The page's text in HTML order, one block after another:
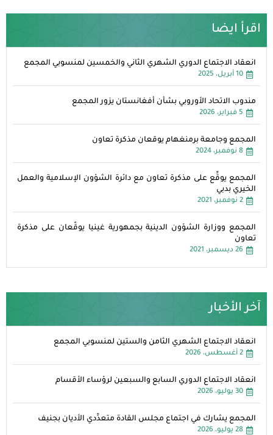
اقرأ ايضا
انعقاد الاجتماع الدوري الشهري الثاني والخمسين لمنسوبي المجمع
10 أبريل، 2025
مندوب الاتحاد الأوروبي بشأن أفغانستان يزور المجمع
5 فبراير، 2026
المجمع وجامعة برمنغهام يوقعان مذكرة تعاون
8 نوفمبر، 2024
المجمع يوقِّع على مذكرة تعاون مع دائرة الشؤون الإسلامية والعمل
الخيري بدبي
2 نوفمبر، 2021
المجمع ووزارة الشؤون الدينية بجمهورية غينيا يوقّعان على مذكرة
تعاون
26 ديسمبر، 2021
آخر الأخبار
انعقاد الاجتماع الشهري الثامن والستين لمنسوبي المجمع
2 أغسطس، 2026
انعقاد الاجتماع الدوري السابع والسبعين لرؤساء الأقسام
30 يوليو، 2026
المجمع يشارك في اجتماع مجلس القادة متعدِّدي الأديان بجنيف
28 يوليو، 2026